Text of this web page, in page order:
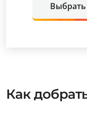
Как